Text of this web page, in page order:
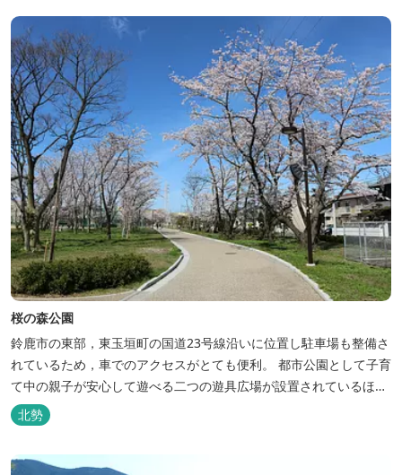
いの場として親しまれています。
桜の森公園
鈴鹿市の東部，東玉垣町の国道23号線沿いに位置し駐車場も整備さ
れているため，車でのアクセスがとても便利。 都市公園として子育
て中の親子が安心して遊べる二つの遊具広場が設置されているほ
か，幅広い利用者が気軽に楽しめ，憩える施設となるよう整備され
ている。 桜の木が多く植えられており，桜の季節には花見も楽しめ
北勢